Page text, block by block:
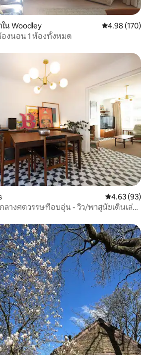
น Woodley คะแนนเฉลี่ย
4.98 (170)
องนอน 1 ห้องทั้งหมด
คะแนนเฉลี่ย
4.63 (93)
างศตวรรษที่อบอุ่น - วิว/พาสุนัขเดินเล่น/